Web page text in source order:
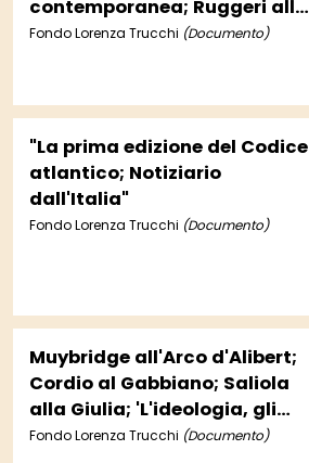
contemporanea; Ruggeri alla
San Sebastianello; Tre
Fondo Lorenza Trucchi (Documento)
"La prima edizione del Codice
atlantico; Notiziario
dall'Italia"
Fondo Lorenza Trucchi (Documento)
Muybridge all'Arco d'Alibert;
Cordio al Gabbiano; Saliola
alla Giulia; 'L'ideologia, gli
affetti, i giochi' alla
Fondo Lorenza Trucchi (Documento)